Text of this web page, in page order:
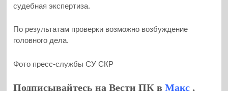
судебная экспертиза.
По результатам проверки возможно возбуждение
головного дела.
Фото пресс-службы СУ СКР
Подписывайтесь на Вести ПК вМакс,